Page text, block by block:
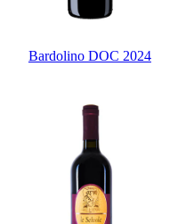
Bardolino DOC 2024